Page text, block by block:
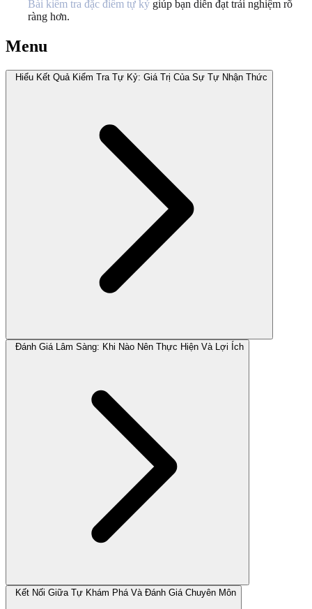
Bài kiểm tra đặc điểm tự kỷ giúp bạn diễn đạt trải nghiệm rõ
ràng hơn.
Menu
Hiểu Kết Quả Kiểm Tra Tự Kỷ: Giá Trị Của Sự Tự Nhận Thức
Đánh Giá Lâm Sàng: Khi Nào Nên Thực Hiện Và Lợi Ích
Kết Nối Giữa Tự Khám Phá Và Đánh Giá Chuyên Môn